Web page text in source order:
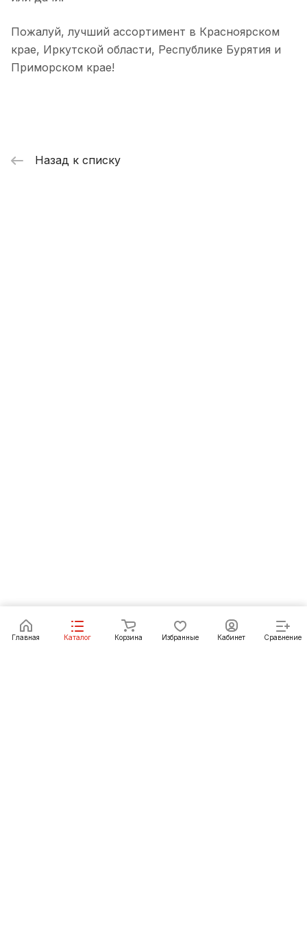
Под заказ
Пожалуй, лучший ассортимент в Красноярском
крае, Иркутской области, Республике Бурятия и
Приморском крае!
Назад к списку
Главная Каталог Корзина Избранные Кабинет Сравнение